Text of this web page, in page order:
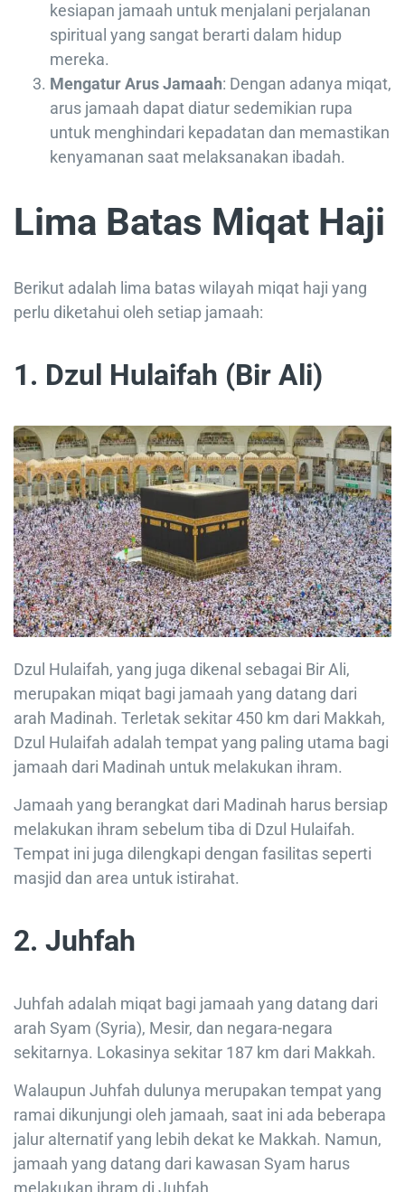
kesiapan jamaah untuk menjalani perjalanan
spiritual yang sangat berarti dalam hidup
mereka.
Mengatur Arus Jamaah: Dengan adanya miqat,
arus jamaah dapat diatur sedemikian rupa
untuk menghindari kepadatan dan memastikan
kenyamanan saat melaksanakan ibadah.
Lima Batas Miqat Haji
Berikut adalah lima batas wilayah miqat haji yang
perlu diketahui oleh setiap jamaah:
1. Dzul Hulaifah (Bir Ali)
Dzul Hulaifah, yang juga dikenal sebagai Bir Ali,
merupakan miqat bagi jamaah yang datang dari
arah Madinah. Terletak sekitar 450 km dari Makkah,
Dzul Hulaifah adalah tempat yang paling utama bagi
jamaah dari Madinah untuk melakukan ihram.
Jamaah yang berangkat dari Madinah harus bersiap
melakukan ihram sebelum tiba di Dzul Hulaifah.
Tempat ini juga dilengkapi dengan fasilitas seperti
masjid dan area untuk istirahat.
2. Juhfah
Juhfah adalah miqat bagi jamaah yang datang dari
arah Syam (Syria), Mesir, dan negara-negara
sekitarnya. Lokasinya sekitar 187 km dari Makkah.
Walaupun Juhfah dulunya merupakan tempat yang
ramai dikunjungi oleh jamaah, saat ini ada beberapa
jalur alternatif yang lebih dekat ke Makkah. Namun,
jamaah yang datang dari kawasan Syam harus